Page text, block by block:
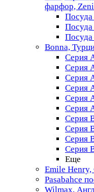
фарфор,
Посуда
Посуда
Bonna,
Серия
Серия
Серия
Серия
Серия
Серия
Серия
Серия
Серия
Серия
Еще
Emile Henry,
Pasabahce
Wilmax,